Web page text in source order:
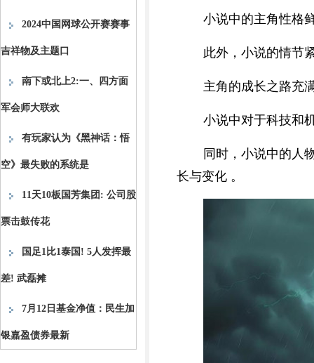
2024中国网球公开赛赛事
吉祥物及主题口
南下或北上2:一、四方面
军会师大联欢
有玩家认为《黑神话：悟
空》最失败的系统是
11天10板国芳集团: 公司股
票击鼓传花
国足1比1泰国! 5人发挥最
差! 武磊摊
7月12日基金净值：民生加
银嘉盈债券最新
小说中的主角性格
此外，小说的情节
主角的成长之路充
小说中对于科技和
同时，小说中的人
长与变化 。